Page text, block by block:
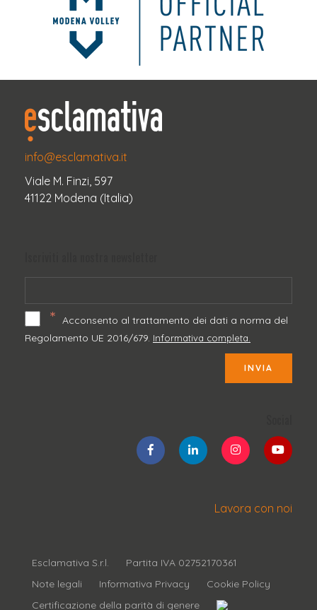
info@esclamativa.it
Viale M. Finzi, 597
41122 Modena (Italia)
* Acconsento al trattamento dei dati a norma del
Regolamento UE 2016/679. Informativa completa.
INVIA
Lavora con noi
Esclamativa S.r.l.
Partita IVA 02752170361
Note legali
Informativa Privacy
Cookie Policy
Certificazione della parità di genere